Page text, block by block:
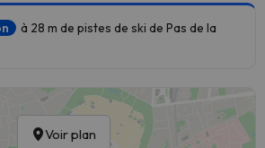
à 28 m de pistes de ski de Pas de la
Voir plan